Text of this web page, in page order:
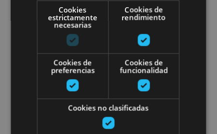
15 MAR - 31 DIC
IrriSarri Land-Parque de
Cookies
estrictamente
necesarias
Cookies de
rendimiento
Cookies de
preferencias
Cookies de
funcionalidad
Cookies no clasificadas